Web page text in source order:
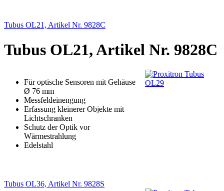
Tubus OL21, Artikel Nr. 9828C
Tubus OL21, Artikel Nr. 9828C
Für optische Sensoren mit Gehäuse
Ø 76 mm
Messfeldeinengung
Erfassung kleinerer Objekte mit
Lichtschranken
Schutz der Optik vor
Wärmestrahlung
Edelstahl
Tubus OL36, Artikel Nr. 9828S